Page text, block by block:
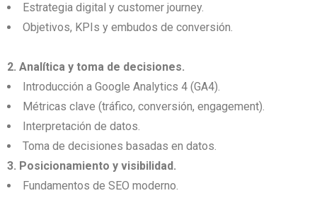
Estrategia digital y customer journey.
Objetivos, KPIs y embudos de conversión.
2. Analítica y toma de decisiones.
Introducción a Google Analytics 4 (GA4).
Métricas clave (tráfico, conversión, engagement).
Interpretación de datos.
Toma de decisiones basadas en datos.
3. Posicionamiento y visibilidad.
Fundamentos de SEO moderno.